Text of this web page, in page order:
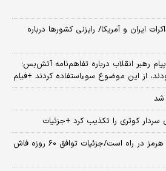
ایران و آمریکا/ رایزنی کشورها درباره
رهبر انقلاب درباره تفاهم‌نامه آتش‌بس؛
از این موضوع سوءاستفاده کردند +فیلم
شد
سردار کوثری را تکذیب کرد +جزئیات
العربیه: توافق بازگشایی تنگه هرمز در راه است/جزئیات توافق ۶۰ روزه فاش